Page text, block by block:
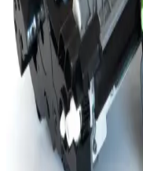
Lazer yazıcılar, yüksek
toner kullanımıyla ofis ve
sunar. Uzun ömürlü toner
HP21 Toner
Yazıcı
HP21 toner kartuşu,
LaserJet yazıcılar için
ve kolay kullanımlı bu